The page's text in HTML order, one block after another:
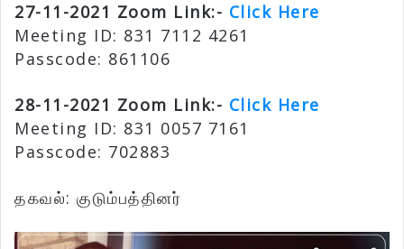
27-11-2021 Zoom Link:- Click Here
Meeting ID: 831 7112 4261
Passcode: 861106
28-11-2021 Zoom Link:- Click Here
Meeting ID: 831 0057 7161
Passcode: 702883
தகவல்: குடும்பத்தினர்